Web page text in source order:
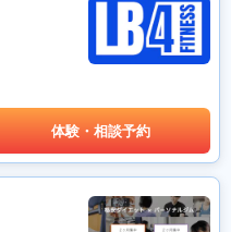
体験・相談予約